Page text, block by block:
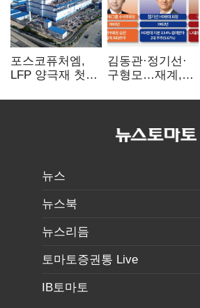
포스코퓨처엠,
LFP 양극재 첫
ESS 시장 공략
김동관·정기선·
구형모…재계,
전성시대
뉴스
뉴스북
뉴스리듬
토마토증권통 Live
IB토마토